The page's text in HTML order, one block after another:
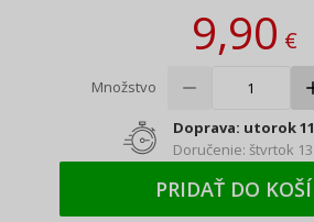
9,90€
Množstvo
Doprava: utorok
Doručenie: štvrtok
PRIDAŤ DO